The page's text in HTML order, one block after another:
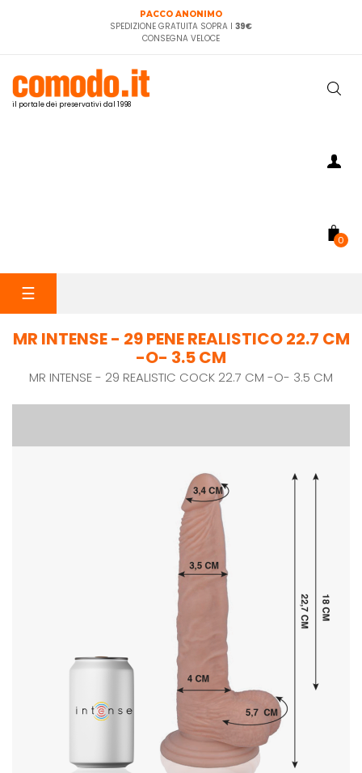
PACCO ANONIMO
SPEDIZIONE GRATUITA SOPRA I 39€
CONSEGNA VELOCE
il portale dei preservativi dal 1998
0
navigazione
☰
MR INTENSE - 29 PENE REALISTICO 22.7 CM
-O- 3.5 CM
MR INTENSE - 29 REALISTIC COCK 22.7 CM -O- 3.5 CM